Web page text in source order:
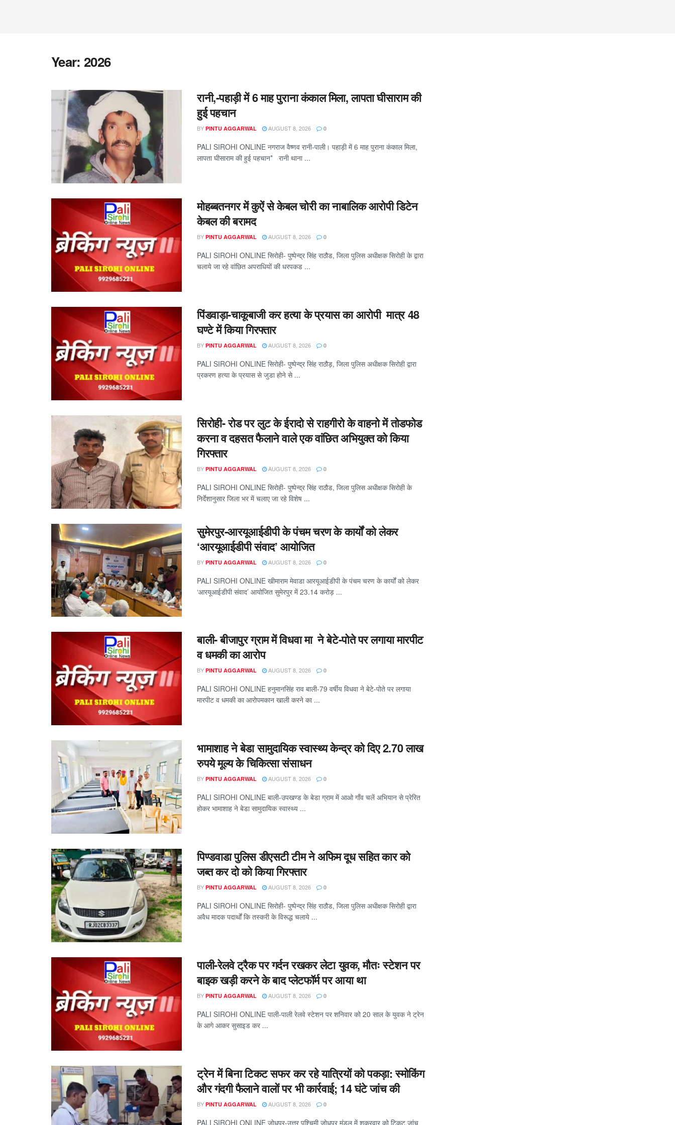
Year: 2026
रानी,-पहाड़ी में 6 माह पुराना कंकाल मिला, लापता घीसाराम की
हुई पहचान
BY PINTU AGGARWAL AUGUST 8, 2026 0
PALI SIROHI ONLINE नगराज वैष्णव रानी-पाली। पहाड़ी में 6 माह पुराना कंकाल मिला,
लापता घीसाराम की हुई पहचान* रानी थाना ...
मोहब्बतनगर में कुऐं से केबल चोरी का नाबालिक आरोपी डिटेन
केबल की बरामद
BY PINTU AGGARWAL AUGUST 8, 2026 0
PALI SIROHI ONLINE सिरोही- पुष्पेन्द्र सिंह राठौड, जिला पुलिस अधीक्षक सिरोही के द्वारा
चलाये जा रहे वांछित अपराधियों की धरपकड ...
पिंडवाड़ा-चाकूबाजी कर हत्या के प्रयास का आरोपी मात्र 48
घण्टे में किया गिरफ्तार
BY PINTU AGGARWAL AUGUST 8, 2026 0
PALI SIROHI ONLINE सिरोही- पुष्पेन्द्र सिंह राठौड़, जिला पुलिस अधीक्षक सिरोही द्वारा
प्रकरण हत्या के प्रयास से जुडा होने से ...
सिरोही- रोड पर लुट के ईरादो से राहगीरो के वाहनो में तोडफोड
करना व दहसत फैलाने वाले एक वांछित अभियुक्त को किया
गिरफ्तार
BY PINTU AGGARWAL AUGUST 8, 2026 0
PALI SIROHI ONLINE सिरोही- पुष्पेन्द्र सिंह राठौड, जिला पुलिस अधीक्षक सिरोही के
निर्देशानुसार जिला भर में चलाए जा रहे विशेष ...
सुमेरपुर-आरयूआईडीपी के पंचम चरण के कार्यों को लेकर
‘आरयूआईडीपी संवाद’ आयोजित
BY PINTU AGGARWAL AUGUST 8, 2026 0
PALI SIROHI ONLINE खीमाराम मेवाडा आरयूआईडीपी के पंचम चरण के कार्यों को लेकर
‘आरयूआईडीपी संवाद’ आयोजित सुमेरपुर में 23.14 करोड़ ...
बाली- बीजापुर ग्राम में विधवा मा ने बेटे-पोते पर लगाया मारपीट
व धमकी का आरोप
BY PINTU AGGARWAL AUGUST 8, 2026 0
PALI SIROHI ONLINE हनुमानसिंह राव बाली-79 वर्षीय विधवा ने बेटे-पोते पर लगाया
मारपीट व धमकी का आरोपमकान खाली करने का ...
भामाशाह ने बेडा सामुदायिक स्वास्थ्य केन्द्र को दिए 2.70 लाख
रुपये मूल्य के चिकित्सा संसाधन
BY PINTU AGGARWAL AUGUST 8, 2026 0
PALI SIROHI ONLINE बाली-उपखण्ड के बेडा ग्राम में आओ गाँव चलें अभियान से प्रेरित
होकर भामाशाह ने बेडा सामुदायिक स्वास्थ्य ...
पिण्डवाडा पुलिस डीएसटी टीम ने अफिम दूध सहित कार को
जब्त कर दो को किया गिरफ्तार
BY PINTU AGGARWAL AUGUST 8, 2026 0
PALI SIROHI ONLINE सिरोही- पुष्पेन्द्र सिंह राठौड, जिला पुलिस अधीक्षक सिरोही द्वारा
अवैध मादक पदार्थों कि तस्करी के विरूद्ध चलाये ...
पाली-रेलवे ट्रैक पर गर्दन रखकर लेटा युवक, मौतः स्टेशन पर
बाइक खड़ी करने के बाद प्लेटफॉर्म पर आया था
BY PINTU AGGARWAL AUGUST 8, 2026 0
PALI SIROHI ONLINE पाली-पाली रेलवे स्टेशन पर शनिवार को 20 साल के युवक ने ट्रेन
के आगे आकर सुसाइड कर ...
ट्रेन में बिना टिकट सफर कर रहे यात्रियों को पकड़ा: स्मोकिंग
और गंदगी फैलाने वालों पर भी कार्रवाई; 14 घंटे जांच की
BY PINTU AGGARWAL AUGUST 8, 2026 0
PALI SIROHI ONLINE जोधपुर-उत्तर पश्चिमी जोधपुर मंडल में शुक्रवार को टिकट जांच